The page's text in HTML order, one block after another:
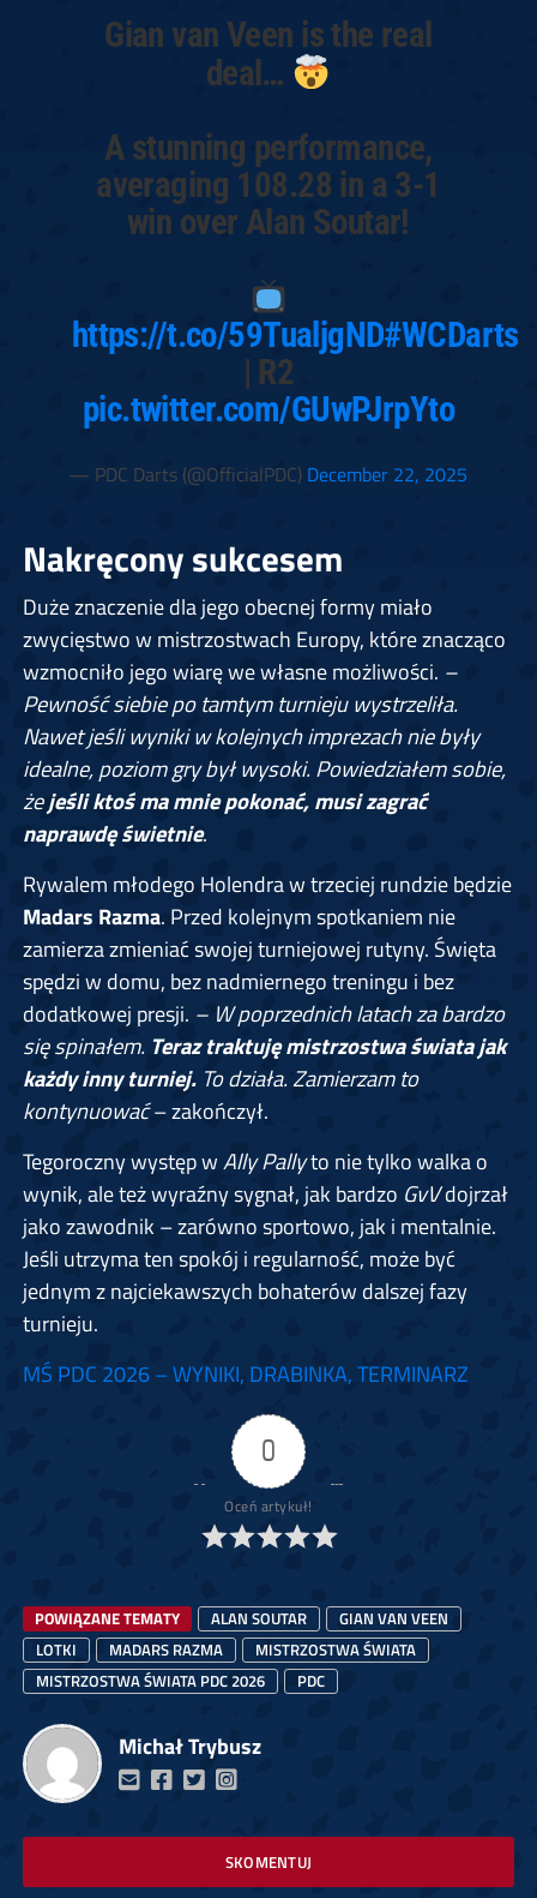
Gian van Veen is the real
deal…
A stunning performance,
averaging 108.28 in a 3-1
win over Alan Soutar!
https://t.co/59TualjgND#WCDarts
| R2
pic.twitter.com/GUwPJrpYto
— PDC Darts (@OfficialPDC) December 22, 2025
Nakręcony sukcesem
Duże znaczenie dla jego obecnej formy miało
zwycięstwo w mistrzostwach Europy, które znacząco
wzmocniło jego wiarę we własne możliwości. –
Pewność siebie po tamtym turnieju wystrzeliła.
Nawet jeśli wyniki w kolejnych imprezach nie były
idealne, poziom gry był wysoki. Powiedziałem sobie,
żejeśli ktoś ma mnie pokonać, musi zagrać
naprawdę świetnie.
Rywalem młodego Holendra w trzeciej rundzie będzie
Madars Razma. Przed kolejnym spotkaniem nie
zamierza zmieniać swojej turniejowej rutyny. Święta
spędzi w domu, bez nadmiernego treningu i bez
dodatkowej presji. – W poprzednich latach za bardzo
się spinałem. Teraz traktuję mistrzostwa świata jak
każdy inny turniej.To działa. Zamierzam to
kontynuować– zakończył.
Tegoroczny występ wAlly Pallyto nie tylko walka o
wynik, ale też wyraźny sygnał, jak bardzo GvVdojrzał
jako zawodnik – zarówno sportowo, jak i mentalnie.
Jeśli utrzyma ten spokój i regularność, może być
jednym z najciekawszych bohaterów dalszej fazy
turnieju.
MŚ PDC 2026 – WYNIKI, DRABINKA, TERMINARZ
0
Oceń artykuł!
POWIĄZANE TEMATY ALAN SOUTAR
GIAN VAN VEEN
LOTKI
MADARS RAZMA
MISTRZOSTWA ŚWIATA
MISTRZOSTWA ŚWIATA PDC 2026
PDC
Michał Trybusz
SKOMENTUJ